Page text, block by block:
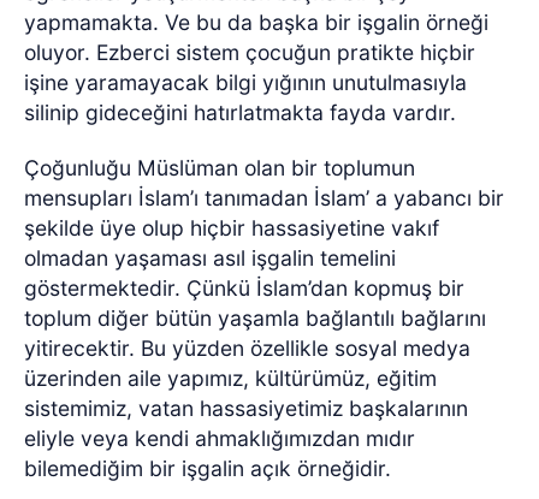
yapmamakta. Ve bu da başka bir işgalin örneği
oluyor. Ezberci sistem çocuğun pratikte hiçbir
işine yaramayacak bilgi yığının unutulmasıyla
silinip gideceğini hatırlatmakta fayda vardır.
Çoğunluğu Müslüman olan bir toplumun
mensupları İslam’ı tanımadan İslam’ a yabancı bir
şekilde üye olup hiçbir hassasiyetine vakıf
olmadan yaşaması asıl işgalin temelini
göstermektedir. Çünkü İslam’dan kopmuş bir
toplum diğer bütün yaşamla bağlantılı bağlarını
yitirecektir. Bu yüzden özellikle sosyal medya
üzerinden aile yapımız, kültürümüz, eğitim
sistemimiz, vatan hassasiyetimiz başkalarının
eliyle veya kendi ahmaklığımızdan mıdır
bilemediğim bir işgalin açık örneğidir.